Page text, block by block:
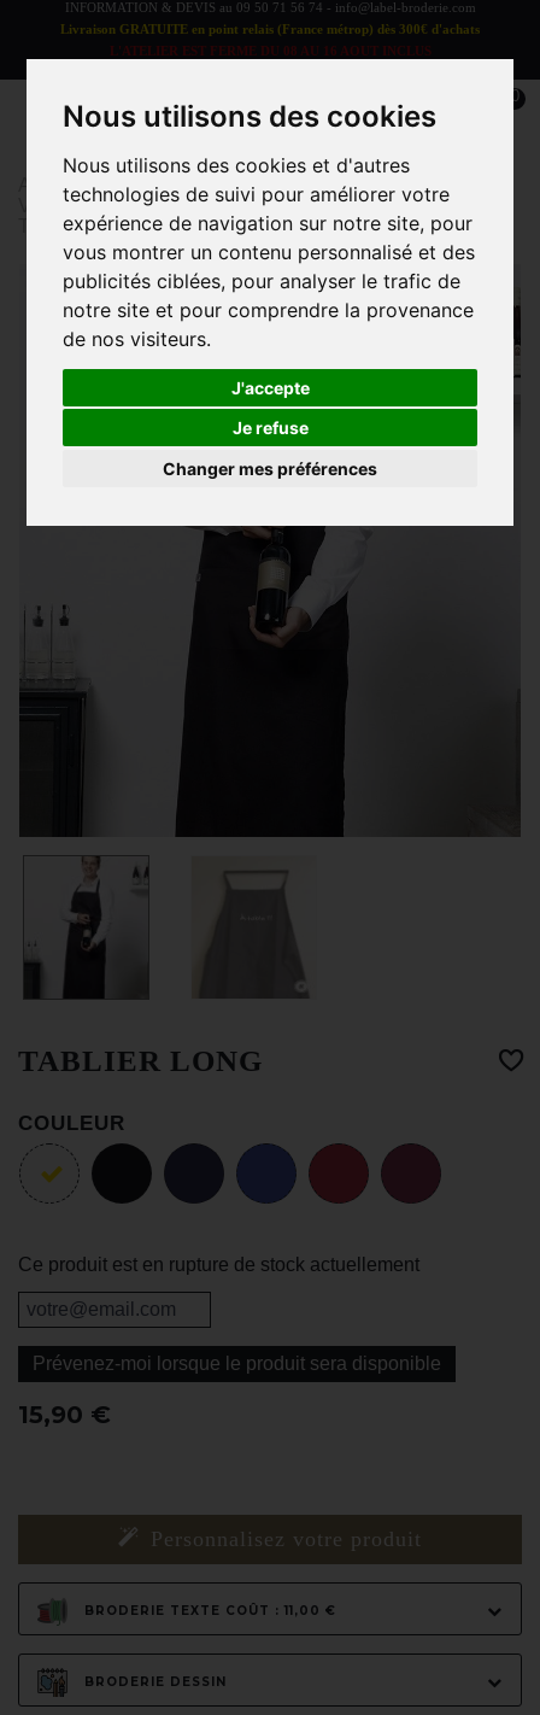
Nous utilisons des cookies
Nous utilisons des cookies et d'autres
technologies de suivi pour améliorer votre
expérience de navigation sur notre site, pour
vous montrer un contenu personnalisé et des
publicités ciblées, pour analyser le trafic de
notre site et pour comprendre la provenance
de nos visiteurs.
J'accepte
Je refuse
Changer mes préférences
INFORMATION & DEVIS au 09 50 71 56 74 - info@label-broderie.com
Livraison GRATUITE en point relais (France métrop) dès 300€ d'achats
L'ATELIER EST FERME DU 08 AU 16 AOUT INCLUS
0
Accueil > Vêtements et Accessoires
>
VÊTEMENTS/ACCESSOIRES ADULTE > Tabliers
Tablier long
TABLIER LONG
Personnalisez votre produit
BRODERIE TEXTE COÛT : 11,00 €
BRODERIE DESSIN
15,90 €
COULEUR
Ce produit est en rupture de stock actuellement
Prévenez-moi lorsque le produit sera disponible